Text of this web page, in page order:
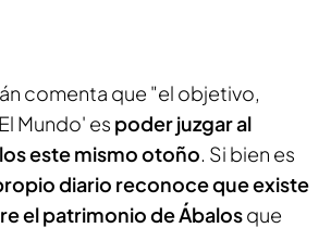
comenta que "el objetivo,
Mundo' es poder juzgar al
este mismo otoño. Si bien es
diario reconoce que existe
el patrimonio de Ábalosque